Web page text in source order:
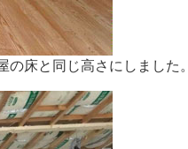
床と同じ高さにしました。